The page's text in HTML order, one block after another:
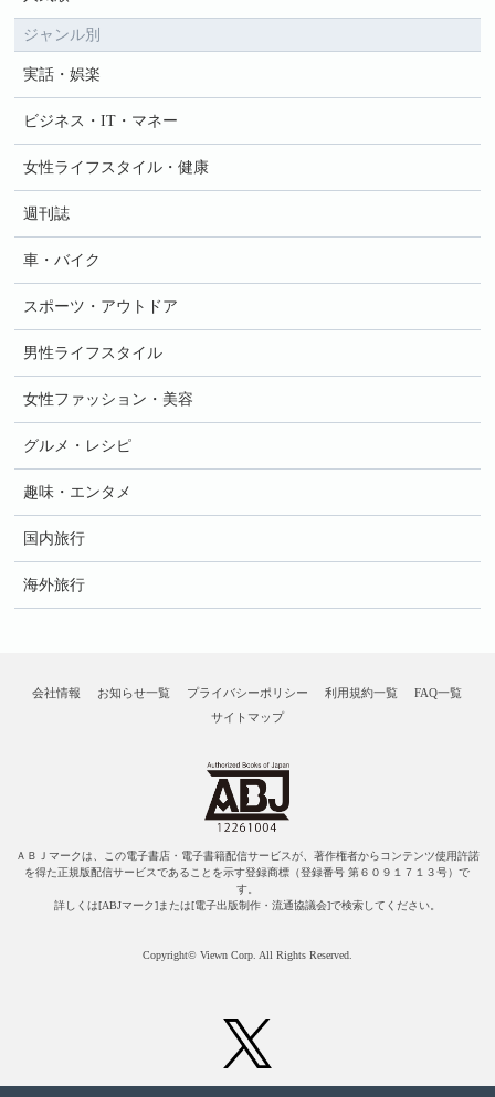
ジャンル別
実話・娯楽
ビジネス・IT・マネー
女性ライフスタイル・健康
週刊誌
車・バイク
スポーツ・アウトドア
男性ライフスタイル
女性ファッション・美容
グルメ・レシピ
趣味・エンタメ
国内旅行
海外旅行
会社情報 お知らせ一覧 プライバシーポリシー 利用規約一覧
FAQ一覧
サイトマップ
ＡＢＪマークは、この電子書店・電子書籍配信サービスが、著作権者からコンテンツ使用許諾
を得た正規版配信サービスであることを示す登録商標（登録番号 第６０９１７１３号）で
す。
詳しくは[ABJマーク]または[電子出版制作・流通協議会]で検索してください。
Copyright© Viewn Corp. All Rights Reserved.